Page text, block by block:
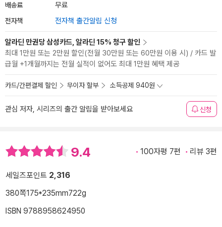
배송료 무료
전자책 전자책 출간알림 신청
알라딘 만권당 삼성카드, 알라딘 15% 청구 할인
최대 1만원 또는 2만원 할인(전월 30만원 또는 60만원 이용 시) / 카드 발
급월 +1개월까지는 전월 실적이 없어도 최대 1만원 혜택 제공
카드/간편결제 할인 무이자 할부 소득공제 940원
관심 저자, 시리즈의 출간 알림을 받아보세요 신청
9.4 100자평 7편 리뷰 3편
세일즈포인트 2,316
380쪽175*235mm722g
ISBN 9788958624950